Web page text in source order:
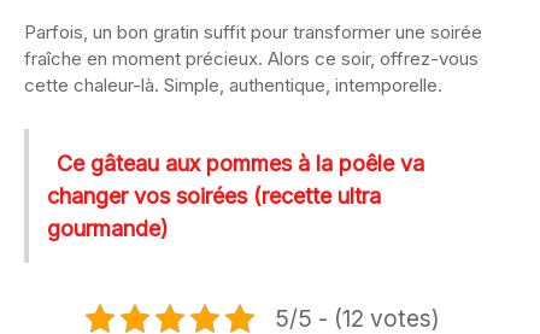
Parfois, un bon gratin suffit pour transformer une soirée
fraîche en moment précieux. Alors ce soir, offrez-vous
cette chaleur-là. Simple, authentique, intemporelle.
Ce gâteau aux pommes à la poêle va
changer vos soirées (recette ultra
gourmande)
5/5 - (12 votes)